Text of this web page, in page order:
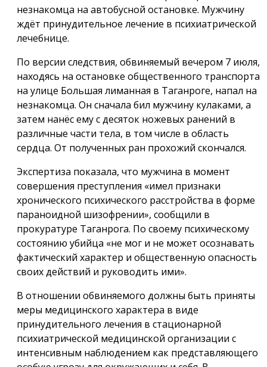
незнакомца на автобусной остановке. Мужчину
ждёт принудительное лечение в психиатрической
лечебнице.
По версии следствия, обвиняемый вечером 7 июля,
находясь на остановке общественного транспорта
на улице Большая лиманная в Таганроге, напал на
незнакомца. Он сначала бил мужчину кулаками, а
затем нанёс ему с десяток ножевых ранений в
различные части тела, в том числе в область
сердца. От полученных ран прохожий скончался.
Экспертиза показала, что мужчина в момент
совершения преступления «имел признаки
хронического психического расстройства в форме
параноидной шизофрении», сообщили в
прокуратуре Таганрога. По своему психическому
состоянию убийца «не мог и не может осознавать
фактический характер и общественную опасность
своих действий и руководить ими».
В отношении обвиняемого должны быть приняты
меры медицинского характера в виде
принудительного лечения в стационарной
психиатрической медицинской организации с
интенсивным наблюдением как представляющего